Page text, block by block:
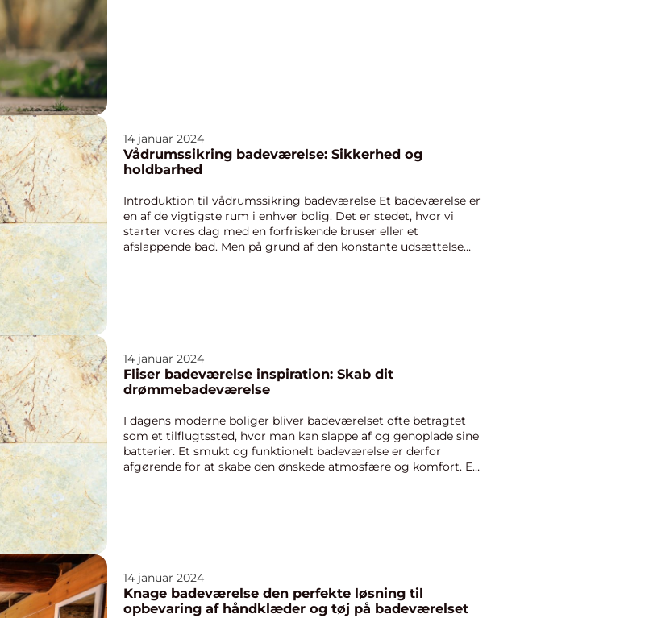
14 januar 2024
Vådrumssikring badeværelse: Sikkerhed og
holdbarhed
Introduktion til vådrumssikring badeværelse Et badeværelse er
en af de vigtigste rum i enhver bolig. Det er stedet, hvor vi
starter vores dag med en forfriskende bruser eller et
afslappende bad. Men på grund af den konstante udsættelse
14 januar 2024
Fliser badeværelse inspiration: Skab dit
drømmebadeværelse
I dagens moderne boliger bliver badeværelset ofte betragtet
som et tilflugtssted, hvor man kan slappe af og genoplade sine
batterier. Et smukt og funktionelt badeværelse er derfor
afgørende for at skabe den ønskede atmosfære og komfort. En
14 januar 2024
Knage badeværelse den perfekte løsning til
opbevaring af håndklæder og tøj på badeværelset